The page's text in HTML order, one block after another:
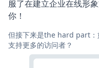
服了在建立企业在线形
你！
但接下来是the hard part
支持更多的访问者？